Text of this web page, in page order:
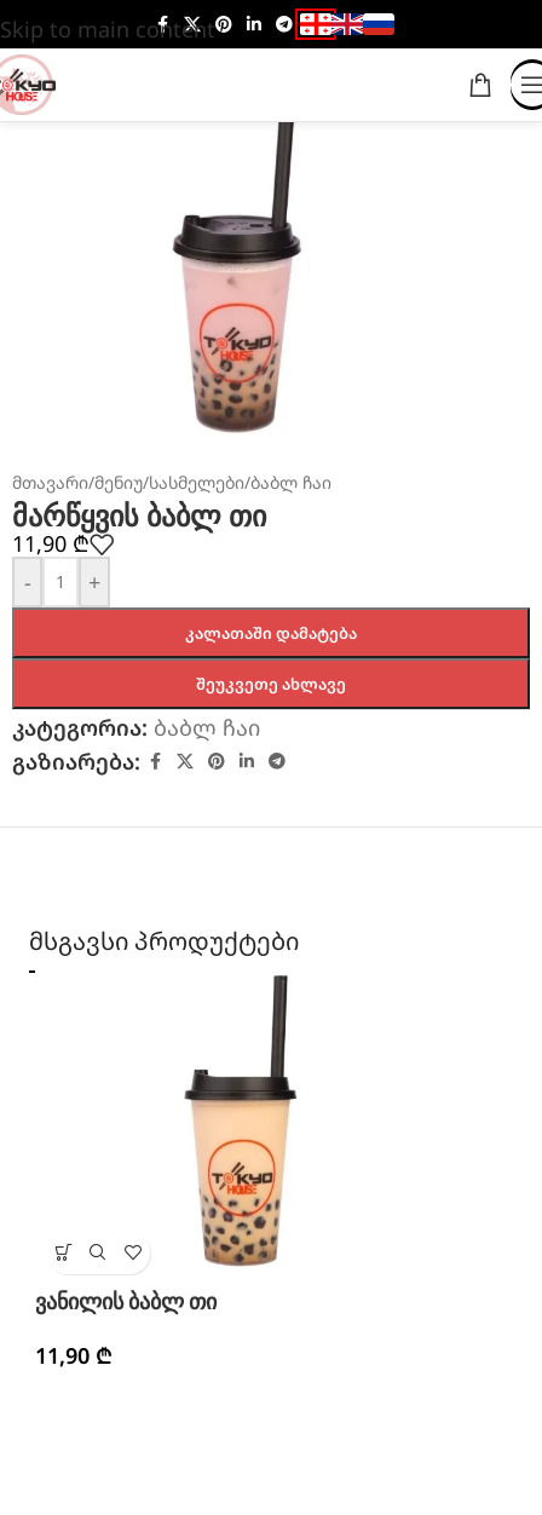
Skip to main content
მთავარი/მენიუ/სასმელები/ბაბლ ჩაი
მარწყვის ბაბლ თი
11,90 ₾
-
+
ᲙᲐᲚᲐᲗᲐᲨᲘ ᲓᲐᲛᲐᲢᲔᲑᲐ
ᲨᲔᲣᲙᲕᲔᲗᲔ ᲐᲮᲚᲐᲕᲔ
კატეგორია: ბაბლ ჩაი
გაზიარება:
მსგავსი პროდუქტები
ვანილის ბაბლ თი
11,90 ₾